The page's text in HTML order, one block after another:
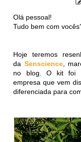
Olá pessoal!
Tudo bem com
Hoje teremos
da Senscience,
no blog. O kit foi
empresa que vem
diferenciada para